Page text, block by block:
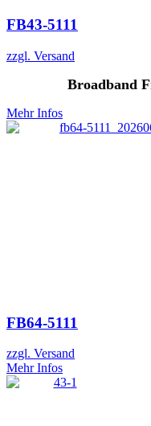
FB43-5111
zzgl. Versand
Broadband
Mehr Infos
FB64-5111
zzgl. Versand
Mehr Infos